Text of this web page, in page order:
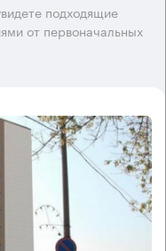
подходящие
от первоначальных